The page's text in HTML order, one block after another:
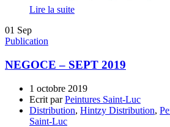
Lire la suite
01 Sep
Publication
NEGOCE – SEPT 2019
1 octobre 2019
Ecrit parPeintures Saint-Luc
Distribution, Hintzy Distribution,
Saint-Luc